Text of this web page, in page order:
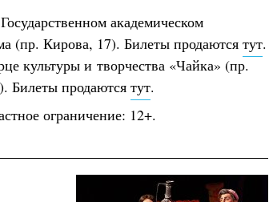
академическом
(пр. Кирова, 17). Билеты продаются тут.
культуры и творчества «Чайка» (пр.
Билеты продаются тут.
ограничение: 12+.